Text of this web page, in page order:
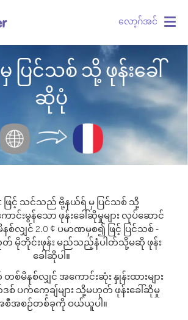
လော့ဂ်အင်
ပြင်သစ် သို့ ဖုန်းခေါ်
ဆိုပုံ
ဖြင့် သင်သည် ဗို့နယ်ရ် မှ ပြင်သစ် သို့
င်းမွန်သော ဖုန်းခေါ်ဆိုမှုများ လုပ်ဆောင်
စ်လျှင် 2.0 ¢ ပမာဏမှစ၍ ဖြင့် ပြင်သစ် -
တ် မိုဘိုင်းဖုန်း မည်သည့်နံပါတ်သို့မဆို ဖုန်း
ခေါ်ဆိုပါ။
မိနစ်လျှင် အကောင်းဆုံး နှုန်းထားများ
စ် ပက်ကေ့ချ်များ သို့မဟုတ် ဖုန်းခေါ်ဆိုမှု
စီအစဉ်တစ်ခုကို ဝယ်ယူပါ။